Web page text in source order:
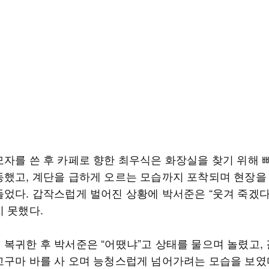
자를 쓴 후 카페로 향한 최우식은 화장실을 찾기 위해
했고, 계단을 급하게 오르는 모습까지 포착되며 현장
다. 갑작스럽게 벌어진 상황에 박서준은 “웃겨 죽겠
못했다.
귀한 후 박서준은 “어땠냐”고 상태를 물으며 놀렸고,
구마 바를 사 오며 능청스럽게 넘어가려는 모습을 보